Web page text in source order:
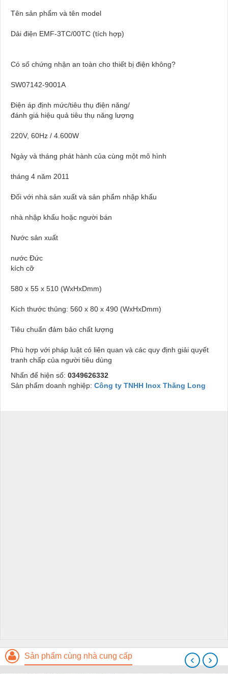
Tên sản phẩm và tên model
Dải điện EMF-3TC/00TC (tích hợp)
Có số chứng nhận an toàn cho thiết bị điện không?
SW07142-9001A
Điện áp định mức/tiêu thụ điện năng/
đánh giá hiệu quả tiêu thụ năng lượng
220V, 60Hz / 4.600W
Ngày và tháng phát hành của cùng một mô hình
tháng 4 năm 2011
Đối với nhà sản xuất và sản phẩm nhập khẩu
nhà nhập khẩu hoặc người bán
Nước sản xuất
nước Đức
kích cỡ
580 x 55 x 510 (WxHxDmm)
Kích thước thủng: 560 x 80 x 490 (WxHxDmm)
Tiêu chuẩn đảm bảo chất lượng
Phù hợp với pháp luật có liên quan và các quy định giải quyết
tranh chấp của người tiêu dùng
Nhấn để hiện số: 0349626332
Sản phẩm doanh nghiệp: Công ty TNHH Inox Thăng Long
Sản phẩm cùng nhà cung cấp ‹ ›